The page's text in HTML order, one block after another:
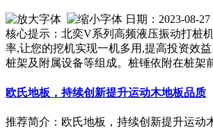
日期：2023-08-
核心提示：北奕V系列高频液压振动打桩
率,让您的挖机实现一机多用,提高投资效
桩架及附属设备等组成。桩锤依附在桩架
欧氏地板，持续创新提升运动木地板品质
推荐简介：欧氏地板，持续创新提升运动